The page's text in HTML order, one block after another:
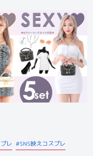
レ SNS映えコスプレ